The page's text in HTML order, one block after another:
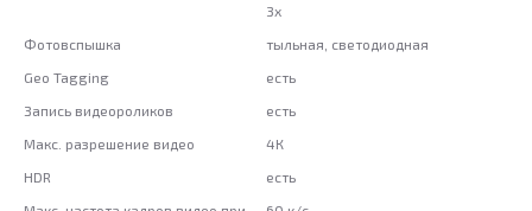
3x
Фотовспышка
тыльная, светодиодная
Geo Tagging
есть
Запись видеороликов
есть
Макс. разрешение видео
4К
HDR
есть